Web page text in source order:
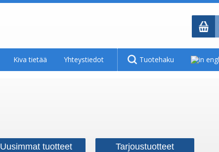
Kiva tietää Yhteystiedot Tuotehaku
Uusimmat tuotteet Tarjoustuotteet